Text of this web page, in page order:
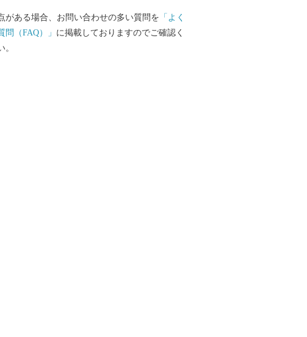
がある場合、お問い合わせの多い質問を 「よく
問（FAQ）」 に掲載しておりますのでご確認く
。